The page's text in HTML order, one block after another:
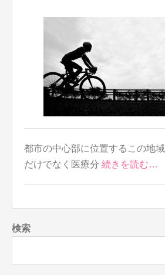
都市の中心部に位置するこの地
だけでなく医療分 続きを読む…
検索